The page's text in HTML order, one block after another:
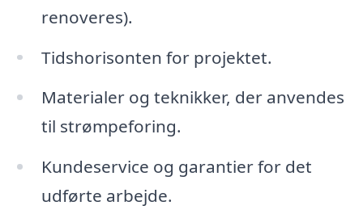
renoveres).
Tidshorisonten for projektet.
Materialer og teknikker, der anvendes
til strømpeforing.
Kundeservice og garantier for det
udførte arbejde.